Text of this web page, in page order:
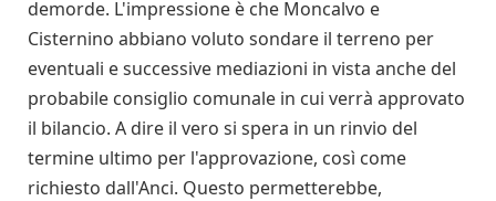
demorde. L'impressione è che Moncalvo e
Cisternino abbiano voluto sondare il terreno per
eventuali e successive mediazioni in vista anche del
probabile consiglio comunale in cui verrà approvato
il bilancio. A dire il vero si spera in un rinvio del
termine ultimo per l'approvazione, così come
richiesto dall'Anci. Questo permetterebbe,